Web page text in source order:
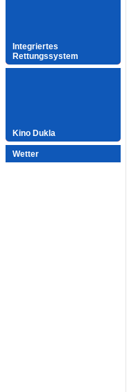
Integriertes
Rettungssystem
Kino Dukla
Wetter